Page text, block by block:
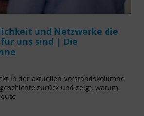
und Netzwerke die
uns sind | Die
in der aktuellen Vorstandskolumne
zurück und zeigt, warum